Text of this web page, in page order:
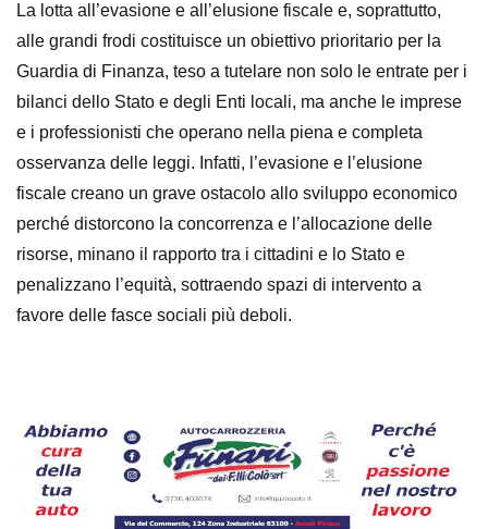
La lotta all’evasione e all’elusione fiscale e, soprattutto,
alle grandi frodi costituisce un obiettivo prioritario per la
Guardia di Finanza, teso a tutelare non solo le entrate per i
bilanci dello Stato e degli Enti locali, ma anche le imprese
e i professionisti che operano nella piena e completa
osservanza delle leggi. Infatti, l’evasione e l’elusione
fiscale creano un grave ostacolo allo sviluppo economico
perché distorcono la concorrenza e l’allocazione delle
risorse, minano il rapporto tra i cittadini e lo Stato e
penalizzano l’equità, sottraendo spazi di intervento a
favore delle fasce sociali più deboli.